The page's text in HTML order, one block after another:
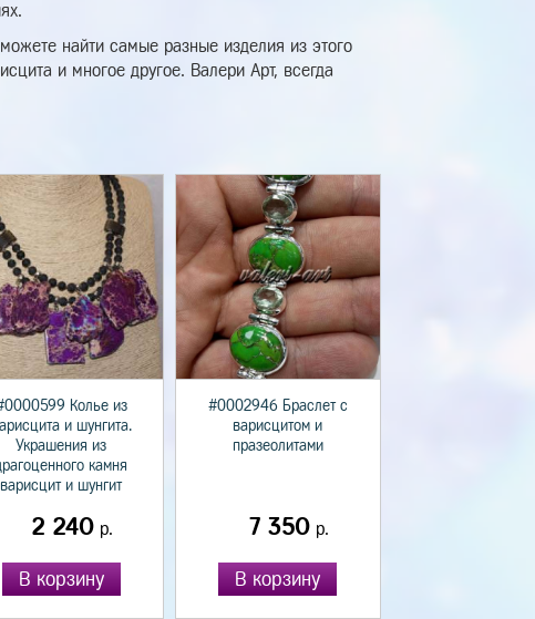
найти самые разные изделия из этого
и многое другое. Валери Арт, всегда
Колье из
и шунгита.
Украшения из
камня
варисцит и шунгит
2 240р.
В корзину
#0002946 Браслет с
варисцитом и
празеолитами
7 350р.
В корзину